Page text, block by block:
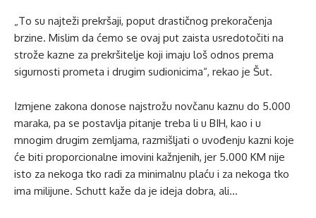
„To su najteži prekršaji, poput drastičnog prekoračenja
brzine. Mislim da ćemo se ovaj put zaista usredotočiti na
strože kazne za prekršitelje koji imaju loš odnos prema
sigurnosti prometa i drugim sudionicima“, rekao je Šut.
Izmjene zakona donose najstrožu novčanu kaznu do 5.000
maraka, pa se postavlja pitanje treba li u BIH, kao i u
mnogim drugim zemljama, razmišljati o uvođenju kazni koje
će biti proporcionalne imovini kažnjenih, jer 5.000 KM nije
isto za nekoga tko radi za minimalnu plaću i za nekoga tko
ima milijune. Schutt kaže da je ideja dobra, ali…